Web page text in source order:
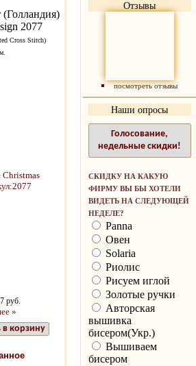
(Голландия)
2077
Cross Stitch)
руб.
»
в корзину
Отзывы
посмотреть отзывы
Наши опросы
Голосование,
недельные скидки!
СКИДКУ НА КАКУЮ
ФИРМУ ВЫ БЫ ХОТЕЛИ
ВИДЕТЬ НА СЛЕДУЮЩЕЙ
НЕДЕЛЕ?
Panna
Овен
Solaria
Риолис
Рисуем иглой
Золотые ручки
Авторская
вышивка
бисером(Укр.)
Вышиваем
бисером